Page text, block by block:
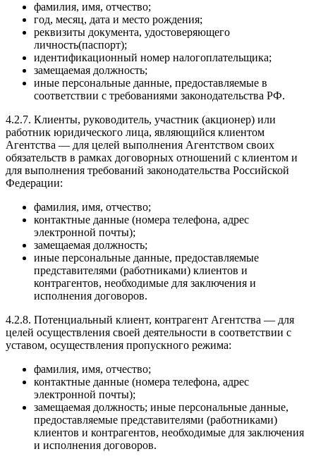
фамилия, имя, отчество;
год, месяц, дата и место рождения;
реквизиты документа, удостоверяющего
личность(паспорт);
идентификационный номер налогоплательщика;
замещаемая должность;
иные персональные данные, предоставляемые в
соответствии с требованиями законодательства РФ.
4.2.7. Клиенты, руководитель, участник (акционер) или
работник юридического лица, являющийся клиентом
Агентства — для целей выполнения Агентством своих
обязательств в рамках договорных отношений с клиентом и
для выполнения требований законодательства Российской
Федерации:
фамилия, имя, отчество;
контактные данные (номера телефона, адрес
электронной почты);
замещаемая должность;
иные персональные данные, предоставляемые
представителями (работниками) клиентов и
контрагентов, необходимые для заключения и
исполнения договоров.
4.2.8. Потенциальный клиент, контрагент Агентства — для
целей осуществления своей деятельности в соответствии с
уставом, осуществления пропускного режима:
фамилия, имя, отчество;
контактные данные (номера телефона, адрес
электронной почты);
замещаемая должность; иные персональные данные,
предоставляемые представителями (работниками)
клиентов и контрагентов, необходимые для заключения
и исполнения договоров.